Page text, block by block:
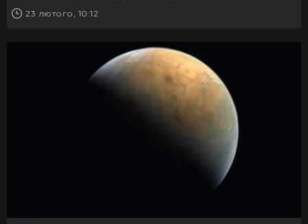
23 лютого, 10:12